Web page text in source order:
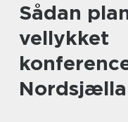
Sådan
vellykket